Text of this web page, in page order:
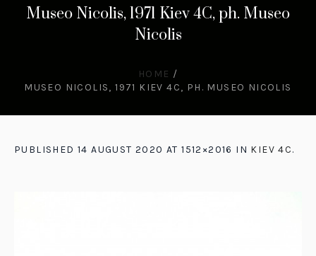
Museo Nicolis, 1971 Kiev 4C, ph. Museo
Nicolis
HOME /
MUSEO NICOLIS, 1971 KIEV 4C, PH. MUSEO NICOLIS
PUBLISHED 14 AUGUST 2020 AT 1512×2016 IN KIEV 4C.